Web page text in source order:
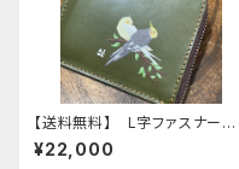
【送料無料】 L字ファスナー財
布 グリーン オカメインコ 2
羽 ルチノー ノーマル 財布
¥22,000